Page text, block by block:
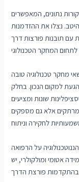
נתונים, המאפשרים
נצלו את ההזדמנות
עם תובנות פורצות דרך
מחקר טכנולוגיה טובה
למקום הנכון. בחלק
שונות ומציעים
מרתקים אלא גם מספקים
על הרפואה
אטומי ומולקולרי, יש
בהתקדמות פורצת הדרך